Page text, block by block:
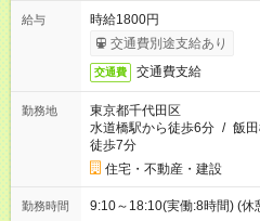
給与
時給1800円
交通費別途支給あり
交通費 交通費支給
勤務地
東京都千代田区
水道橋駅から徒歩6分 / 飯
徒歩7分
住宅・不動産・建設
勤務時間 9:10～18:10(実働:8時間) (休